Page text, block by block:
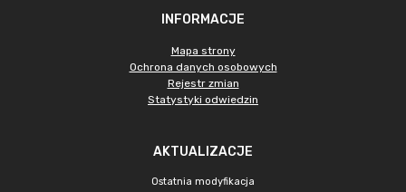
INFORMACJE
Mapa strony
Ochrona danych osobowych
Rejestr zmian
Statystyki odwiedzin
AKTUALIZACJE
Ostatnia modyfikacja